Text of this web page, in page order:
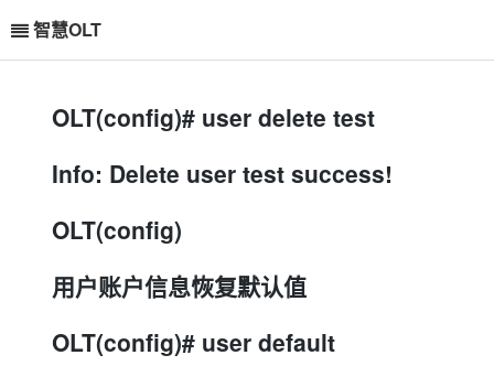
智慧OLT
OLT(config)# user delete test
Info: Delete user test success!
OLT(config)
用户账户信息恢复默认值
OLT(config)# user default